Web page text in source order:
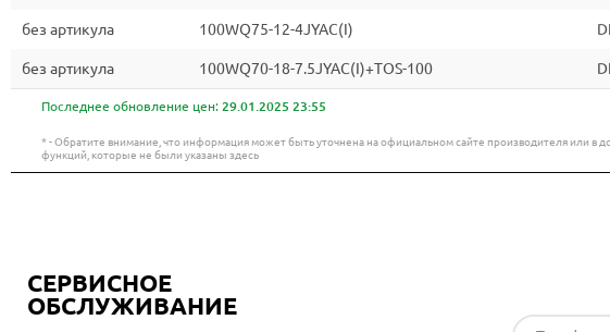
без артикула 100WQ75-12-4JYAC(I)
без артикула 100WQ70-18-7.5JYAC(I)+TOS-100
Последнее обновление цен: 29.01.2025 23:55
* - Обратите внимание, что информация может быть уточнена на официальном сайте производителя или
функций, которые не были указаны здесь
СЕРВИСНОЕ
ОБСЛУЖИВАНИЕ